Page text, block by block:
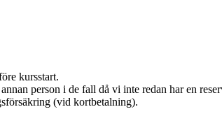
kursstart.
person i de fall då vi inte redan har en
(vid kortbetalning).